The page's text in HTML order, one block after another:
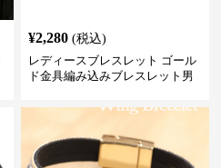
¥2,280 (税込)
レディースブレスレット ゴール
ド金具編み込みブレスレット男